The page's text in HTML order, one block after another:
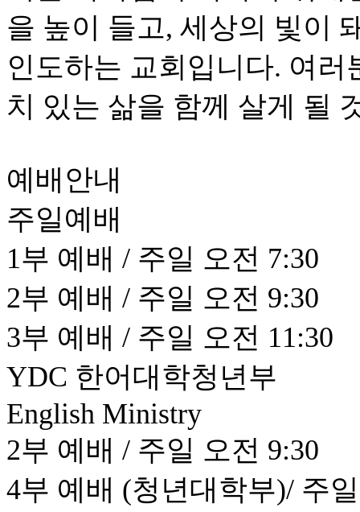
을 높이 들고, 세상의 빛이
인도하는 교회입니다. 여
치 있는 삶을 함께 살게 될
예배안내
주일예배
1부 예배 / 주일 오전 7:30
2부 예배 / 주일 오전 9:30
3부 예배 / 주일 오전 11:30
YDC 한어대학청년부
English Ministry
2부 예배 / 주일 오전 9:30
4부 예배 (청년대학부)/ 주